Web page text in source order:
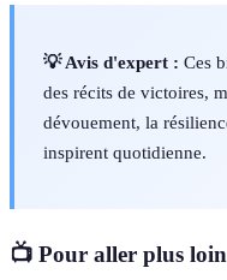
💡 Avis d'expert : Ces
des récits de victoires,
dévouement, la
inspirent quotidienne.
📺 Pour aller plus